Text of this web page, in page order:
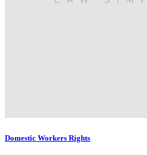
Domestic Workers Rights